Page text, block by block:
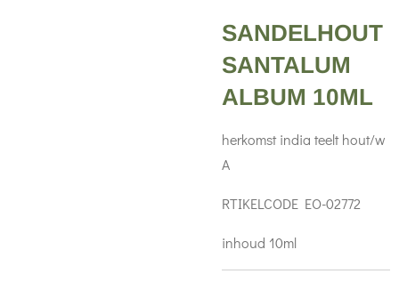
SANDELHOUT
SANTALUM
ALBUM 10ML
herkomst india teelt hout/w
A
RTIKELCODE EO-02772
inhoud 10ml